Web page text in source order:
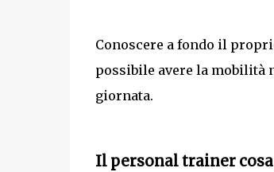
Conoscere a fondo il
possibile avere la mobilità
giornata.
Il personal trainer cosa